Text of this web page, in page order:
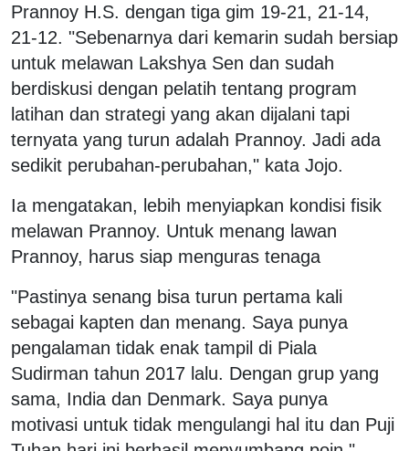
Prannoy H.S. dengan tiga gim 19-21, 21-14,
21-12. "Sebenarnya dari kemarin sudah bersiap
untuk melawan Lakshya Sen dan sudah
berdiskusi dengan pelatih tentang program
latihan dan strategi yang akan dijalani tapi
ternyata yang turun adalah Prannoy. Jadi ada
sedikit perubahan-perubahan," kata Jojo.
Ia mengatakan, lebih menyiapkan kondisi fisik
melawan Prannoy. Untuk menang lawan
Prannoy, harus siap menguras tenaga
"Pastinya senang bisa turun pertama kali
sebagai kapten dan menang. Saya punya
pengalaman tidak enak tampil di Piala
Sudirman tahun 2017 lalu. Dengan grup yang
sama, India dan Denmark. Saya punya
motivasi untuk tidak mengulangi hal itu dan Puji